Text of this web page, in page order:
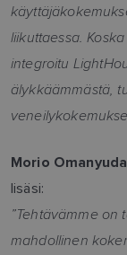
liikuttaessa.
integroitu
älykkäämmästä,
Morio
lisäsi:
”Tehtävämme on
mahdollinen